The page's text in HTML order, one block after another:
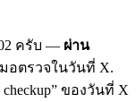
ครับ — ผ่าน
อตรวจในวันที่ X.
ของวันที่ X